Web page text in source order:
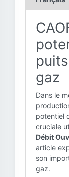
gaz
Dans le
potentiel
cruciale
Débit
article
son
gaz.